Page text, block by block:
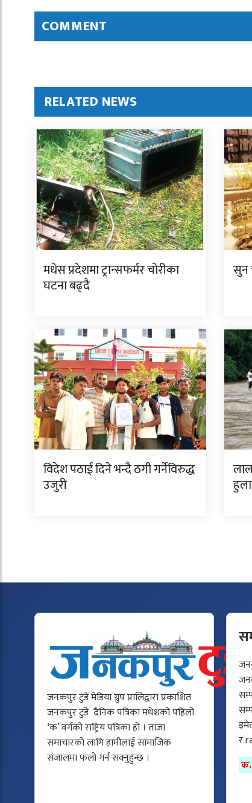
COMMENT
RELATED NEWS
मधेस प्रदेशमा ट्रान्सफर्मर चोरीका
घटना बढ्दै
सुन
विदेश पठाई दिने भन्दै ठगी गर्नेविरुद्ध
उजुरी
जनकपुर टुडे मेडिया ग्रुप प्रालिद्वारा प्रकाशित
जनकपुर टुडे दैनिक पत्रिका मधेशको पहिलो
‘क’ वर्गको राष्ट्रिय पत्रिका हो । ताजा
समाचारको लागि हामीलाई सामाजिक
संजालमा फलो गर्न सक्नुहुन्छ ।
र
क.